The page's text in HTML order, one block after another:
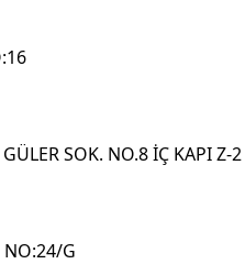
SOK. NO.8 İÇ KAPI Z-2
NO:24/G